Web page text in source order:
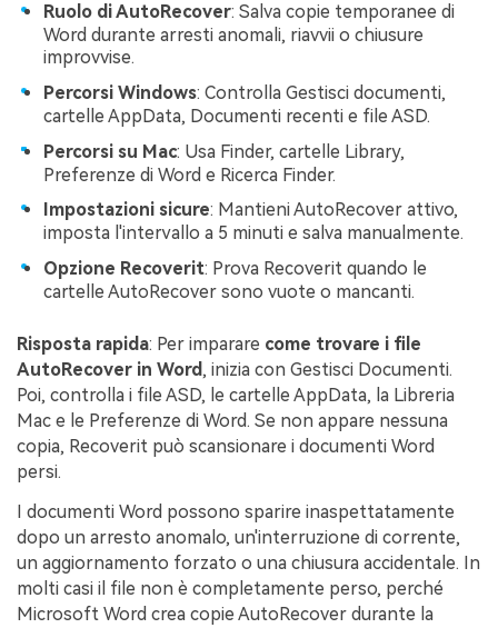
Ruolo di AutoRecover: Salva copie temporanee di
Word durante arresti anomali, riavvii o chiusure
improvvise.
Percorsi Windows: Controlla Gestisci documenti,
cartelle AppData, Documenti recenti e file ASD.
Percorsi su Mac: Usa Finder, cartelle Library,
Preferenze di Word e Ricerca Finder.
Impostazioni sicure: Mantieni AutoRecover attivo,
imposta l'intervallo a 5 minuti e salva manualmente.
Opzione Recoverit: Prova Recoverit quando le
cartelle AutoRecover sono vuote o mancanti.
Risposta rapida: Per imparare come trovare i file
AutoRecover in Word, inizia con Gestisci Documenti.
Poi, controlla i file ASD, le cartelle AppData, la Libreria
Mac e le Preferenze di Word. Se non appare nessuna
copia, Recoverit può scansionare i documenti Word
persi.
I documenti Word possono sparire inaspettatamente
dopo un arresto anomalo, un'interruzione di corrente,
un aggiornamento forzato o una chiusura accidentale. In
molti casi il file non è completamente perso, perché
Microsoft Word crea copie AutoRecover durante la